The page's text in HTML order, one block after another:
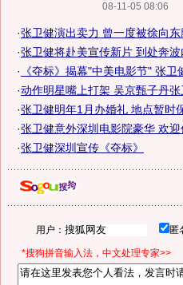
08-11-05 08:06
·张卫健演出卖力 曾一度被徐向
·张卫健将赴美宣传新片 到处奔
· 《夺标》揭幕"中美电影节" 张卫
·动作明星嘴上打架 吴京甄子丹
·张卫健明年1月办婚礼 地点暂时
·张卫健意外深圳电影院豪华 欢
·张卫健深圳宣传《夺标》
用户：
*搜狗拼音输入法，中文处理专家>>